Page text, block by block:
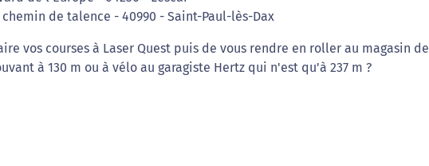
de talence - 40990 - Saint-Paul-lès-Dax
vos courses à Laser Quest puis de vous rendre en roller au magasin de
à 130 m ou à vélo au garagiste Hertz qui n'est qu'à 237 m ?